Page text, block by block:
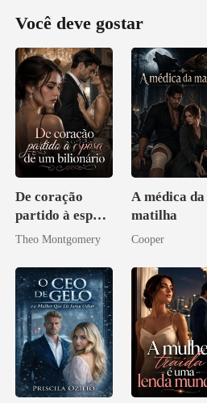
Você deve gostar
De coração
partido à esposa
de um bilionário
Theo Montgomery
A médica da
matilha
Cooper